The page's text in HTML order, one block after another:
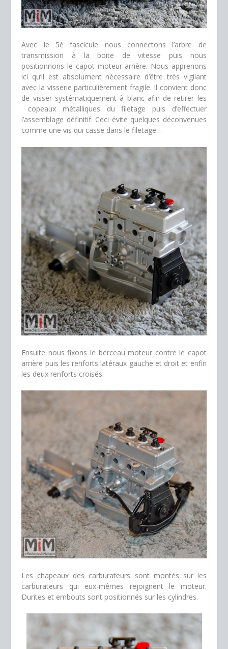
Avec le 5è fascicule nous connectons l’arbre de
transmission à la boite de vitesse puis nous
positionnons le capot moteur arrière. Nous apprenons
ici qu’il est absolument nécessaire d’être très vigilant
avec la visserie particulièrement fragile. Il convient donc
de visser systématiquement à blanc afin de retirer les
copeaux métalliques du filetage puis d’effectuer
l’assemblage définitif. Ceci évite quelques déconvenues
comme une vis qui casse dans le filetage…
Ensuite nous fixons le berceau moteur contre le capot
arrière puis les renforts latéraux gauche et droit et enfin
les deux renforts croisés.
Les chapeaux des carburateurs sont montés sur les
carburateurs qui eux-mêmes rejoignent le moteur.
Durites et embouts sont positionnés sur les cylindres.